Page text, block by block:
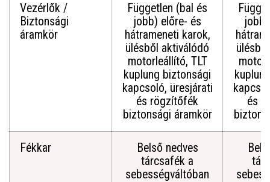
Vezérlők /
Biztonsági
áramkör
Független (bal és
jobb) előre- és
hátrameneti karok,
ülésből aktiválódó
motorleállító, TLT
kuplung biztonsági
kapcsoló, üresjárati
és rögzítőfék
biztonsági áramkör
és
Fékkar
Belső nedves
tárcsafék a
sebességváltóban